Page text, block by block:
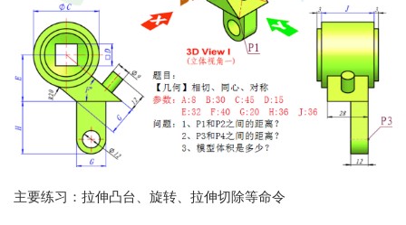
主要练习：拉伸凸台、旋转、拉伸切除等命令